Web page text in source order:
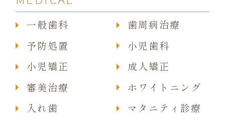
一般歯科
成人矯正
歯周病治療
審美治療
予防処置
ホワイトニング
小児歯科
入れ歯
小児矯正
マタニティ診療